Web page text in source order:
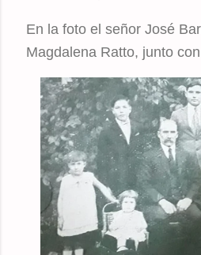
En la foto el señor José
Magdalena Ratto, junto